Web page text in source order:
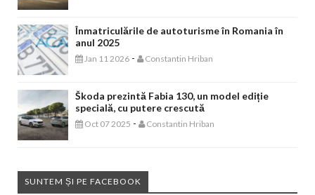
Înmatriculările de autoturisme în Romania în
anul 2025
Jan 11 2026 - Constantin Hriban
Škoda prezintă Fabia 130, un model ediție
specială, cu putere crescută
Oct 07 2025 - Constantin Hriban
SUNTEM ȘI PE FACEBOOK